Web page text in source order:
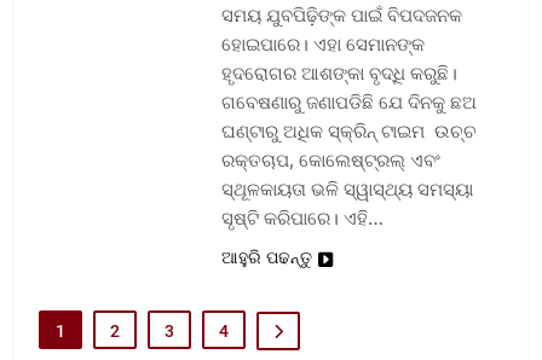
ସମୟ ଯୁବପିଢ଼ିଙ୍କ ପାଇଁ ବିପଦଜନକ
ହୋଇପାରେ। ଏହା ସେମାନଙ୍କ
ହୃଦରୋଗର ଆଶଙ୍କା ବୃଦ୍ଧି କରୁଛି।
ଗବେଷଣାରୁ ଜଣାପଡିଛି ଯେ ଦିନକୁ ଛଅ
ଘଣ୍ଟାରୁ ଅଧିକ ସ୍କ୍ରିନ୍ ଟାଇମ ଉଚ୍ଚ
ରକ୍ତଚାପ, କୋଲେଷ୍ଟ୍ରଲ୍ ଏବଂ
ସ୍ଥୂଳକାୟତା ଭଳି ସ୍ୱାସ୍ଥ୍ୟ ସମସ୍ୟା
ସୃଷ୍ଟି କରିପାରେ। ଏହି…
ଆହୁରି ପଢନ୍ତୁ
1 2 3 4